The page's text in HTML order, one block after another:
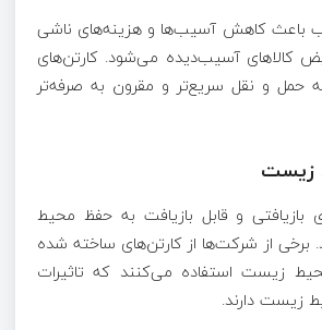
باعث کاهش آسیب‌ها و هزینه‌های ناشی
کالاهای آسیب‌دیده می‌شود. کارتن‌های
به حمل و نقل سریع‌تر و مقرون به صرفه‌تر
زیست
بازیافتی و قابل بازیافت به حفظ محیط
از شرکت‌ها از کارتن‌های ساخته شده
زیست استفاده می‌کنند که تاثیرات
زیست دارند.